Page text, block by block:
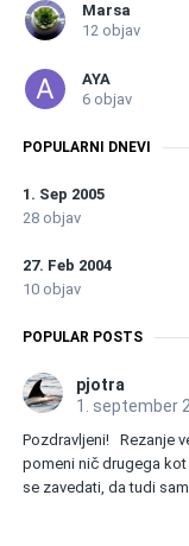
Marsa
12 objav
AYA
6 objav
POPULARNI DNEVI
1. Sep 2005
28 objav
27. Feb 2004
10 objav
POPULAR POSTS
pjotra
1. september
Pozdravljeni! Rezanje
pomeni nič drugega
se zavedati, da tudi